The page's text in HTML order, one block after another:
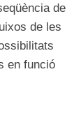
de
de les
en funció